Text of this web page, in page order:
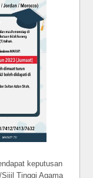
keputusan
Tinggi Agama